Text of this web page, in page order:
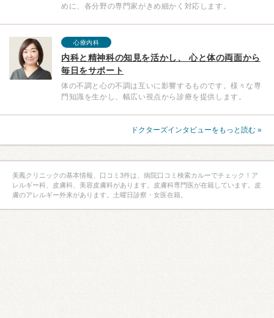
めに、各分野の専門家がきめ細かく対応します。
心療内科
内科と精神科の知見を活かし、 心と体の両面から
毎日をサポート
体の不調と心の不調は互いに影響するものです。様々な専
門知識を生かし、幅広い視点から診療を提供します。
ドクターズインタビューをもっと読む »
美鳳クリニックの基本情報、口コミ3件は、病院口コミ検索カルーでチェック！ア
レルギー科、皮膚科、美容皮膚科があります。皮膚科専門医が在籍しています。皮
膚のアレルギー外来があります。土曜日診察・女医在籍。